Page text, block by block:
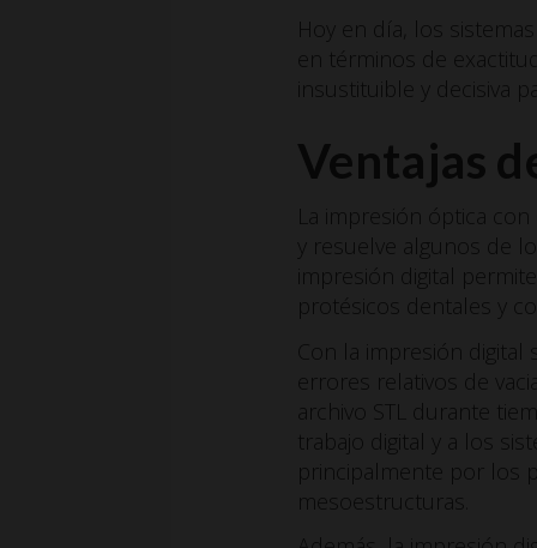
Hoy en día, los
en términos de
insustituible y decisiva
Ventajas
La impresión óptica con
y resuelve algunos de
impresión digital
protésicos dentales y
Con la impresión
errores relativos de
archivo STL durante
trabajo digital y a los
principalmente por los
mesoestructuras.